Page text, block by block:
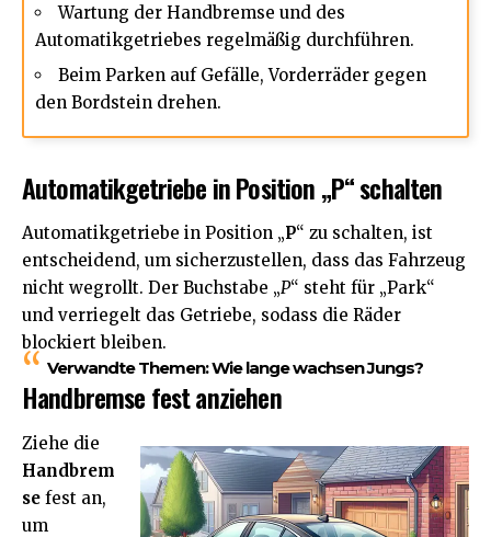
Wartung der Handbremse und des
Automatikgetriebes regelmäßig durchführen.
Beim Parken auf Gefälle, Vorderräder gegen
den Bordstein drehen.
Automatikgetriebe in Position „P“ schalten
Automatikgetriebe in Position „P“ zu schalten, ist
entscheidend, um sicherzustellen, dass das Fahrzeug
nicht wegrollt. Der Buchstabe „P“ steht für „Park“
und verriegelt das Getriebe, sodass die Räder
blockiert bleiben.
Verwandte Themen:Wie lange wachsen Jungs?
Handbremse fest anziehen
Ziehe die
Handbrem
se fest an,
um